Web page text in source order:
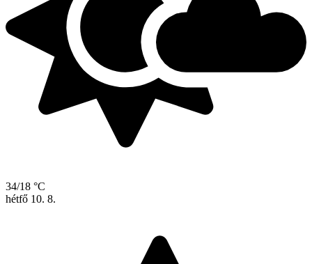
34/18 °C
hétfő 10. 8.